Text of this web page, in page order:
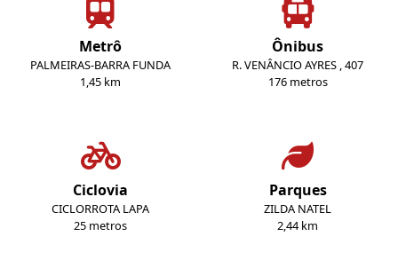
Metrô
PALMEIRAS-BARRA FUNDA
1,45 km
Ônibus
R. VENÂNCIO AYRES , 407
176 metros
Ciclovia
CICLORROTA LAPA
25 metros
Parques
ZILDA NATEL
2,44 km